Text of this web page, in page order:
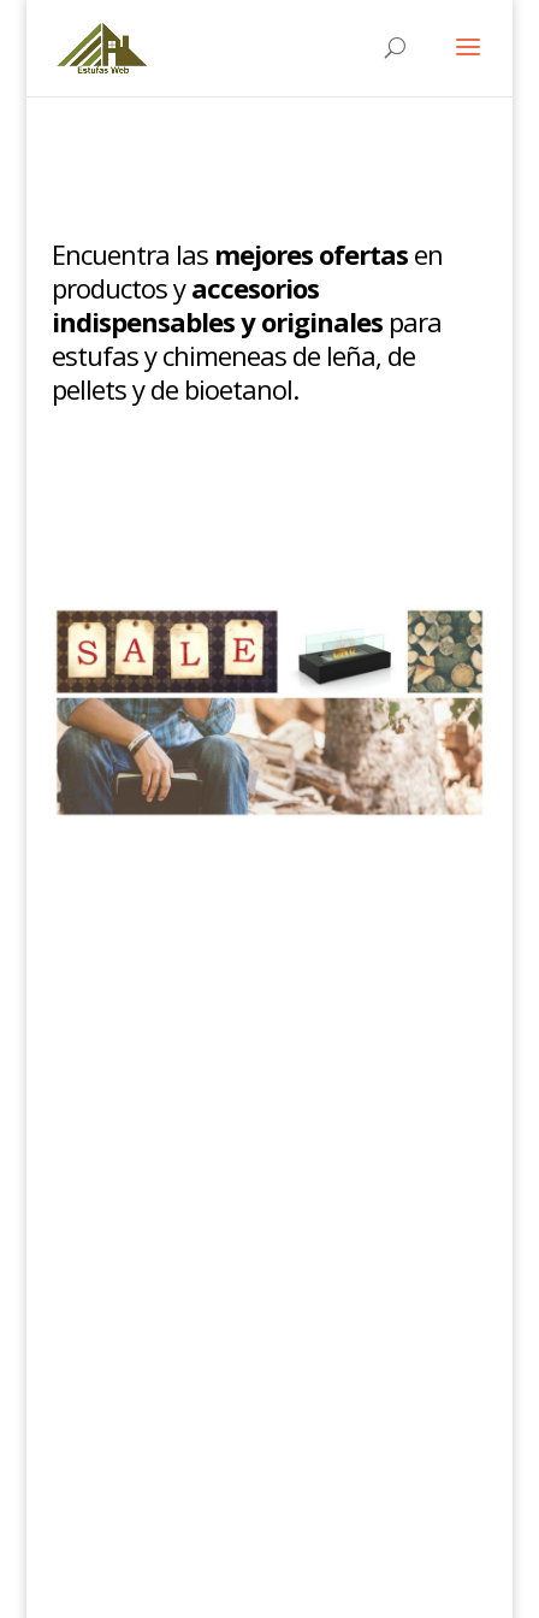
Encuentra las mejores ofertasen
productos yaccesorios
indispensables y originalespara
estufas y chimeneas de leña, de
pellets y de bioetanol.